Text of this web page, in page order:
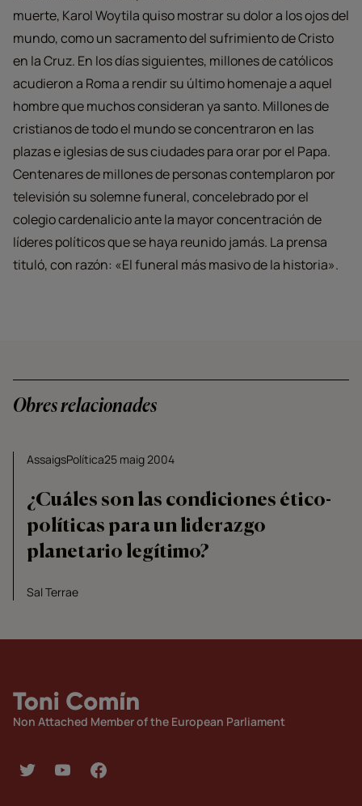
muerte, Karol Woytila quiso mostrar su dolor a los ojos del
mundo, como un sacramento del sufrimiento de Cristo
en la Cruz. En los días siguientes, millones de católicos
acudieron a Roma a rendir su último homenaje a aquel
hombre que muchos consideran ya santo. Millones de
cristianos de todo el mundo se concentraron en las
plazas e iglesias de sus ciudades para orar por el Papa.
Centenares de millones de personas contemplaron por
televisión su solemne funeral, concelebrado por el
colegio cardenalicio ante la mayor concentración de
líderes políticos que se haya reunido jamás. La prensa
tituló, con razón: «El funeral más masivo de la historia».
Obres relacionades
AssaigsPolítica25 maig 2004
¿Cuáles son las condiciones ético-
políticas para un liderazgo
planetario legítimo?
Sal Terrae
Non Attached Member of the European Parliament